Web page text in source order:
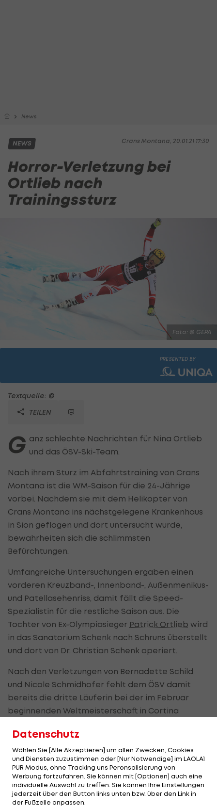
News
Crans Montana, 20.01.21 17:30
NEWS
Horror-Verletzung bei
Ortlieb nach
Trainingssturz
Foto: © GEPA
PRESENTED BY
Textquelle: ©
TEILEN
G anz schlechte Nachrichten für Nina Ortlieb
und das ÖSV-Ski-Team.
Nach ihrem Sturz im Abfahrtstraining von Crans
Montana ist die WM-Saison für die 24-Jährige
vorbei. Nachdem sie mit dem Helikopter von
Crans Montana ins nächstgelegene Krankenhaus
in Sion geflogen und dort untersucht wurde,
bewahrheiten sich die schlimmsten
Befürchtungen.
Umfangreiche Untersuchungen ergaben einen
vorderen Kreuzband-, Innenband-, Außenmenikus-
und Patellasehenriss, damit fällt die Speed-
Spezialistin für die restliche Saison aus. Die
Tochter von Ex-Olympiasieger Patrick Ortlieb wird
in das Sanatorium Schenk nach Schruns überstellt
und dort von Dr. Christian Schenk operiert.
Nach den Verletzungen von Bernadette Schild
und Nicole Schmidhofer fehlt dem ÖSV damit
bereits die dritte Läuferin bei der im Februar
beginnenden Weltmeisterschaft in Cortina
Lange Verletzungsliste bei Ortlieb
Ortlieb weiß aus leidvoller Erfahrung, was nun auf
sie zukommt. Die 24-Jährige hatte in der
Vergangenheit bereits einen Patellasehnenriss,
Datenschutz
Wählen Sie [Alle Akzeptieren] um allen Zwecken, Cookies
und Diensten zuzustimmen oder [Nur Notwendige] im LAOLA1
PUR Modus, ohne Tracking uns Peronsalisierung von
Werbung fortzufahren. Sie können mit [Optionen] auch eine
individuelle Auswahl zu treffen. Sie können Ihre Einstellungen
jederzeit über den Button links unten bzw. über den Link in
der Fußzeile anpassen.